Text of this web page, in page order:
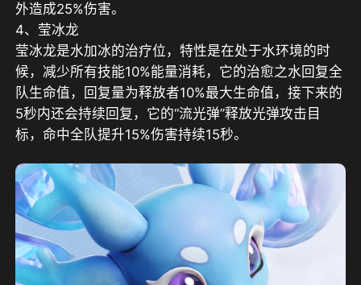
外造成25%伤害。
4、莹冰龙
莹冰龙是水加冰的治疗位，特性是在处于水环境的时
候，减少所有技能10%能量消耗，它的治愈之水回复全
队生命值，回复量为释放者10%最大生命值，接下来的
5秒内还会持续回复，它的“流光弹”释放光弹攻击目
标，命中全队提升15%伤害持续15秒。